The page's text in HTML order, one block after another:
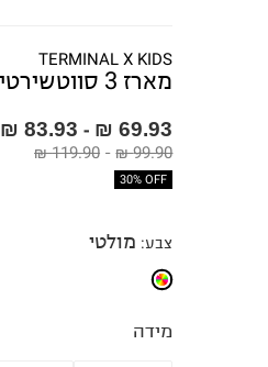
TERMINAL X KIDS
מארז 3 סווטשירטים
69.93 ₪
-
83.93 ₪
99.90 ₪
-
119.90 ₪
30% OFF
צבע: מולטי
מידה